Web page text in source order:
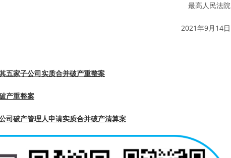
最高人民法院
2021年9月14日
五家子公司实质合并破产重整案
产重整案
司破产管理人申请实质合并破产清算案